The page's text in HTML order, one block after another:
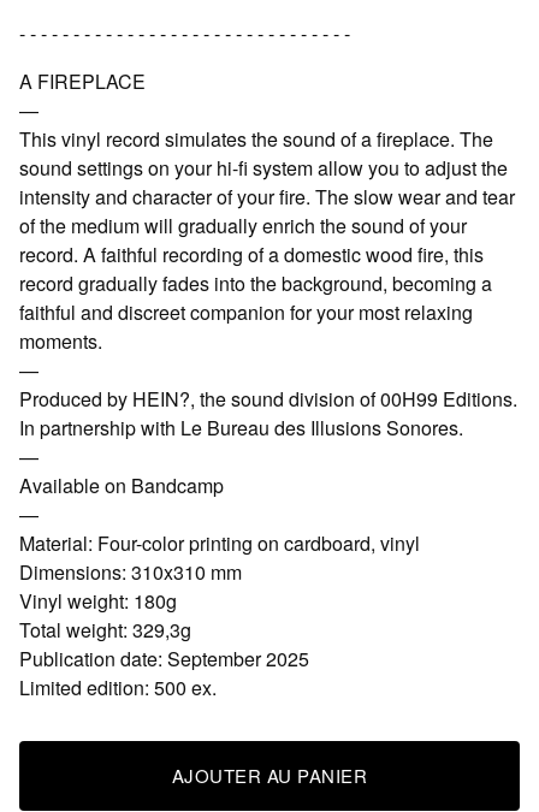
- - - - - - - - - - - - - - - - - - - - - - - - - - - - - - -
A FIREPLACE
—
This vinyl record simulates the sound of a fireplace. The
sound settings on your hi-fi system allow you to adjust the
intensity and character of your fire. The slow wear and tear
of the medium will gradually enrich the sound of your
record. A faithful recording of a domestic wood fire, this
record gradually fades into the background, becoming a
faithful and discreet companion for your most relaxing
moments.
—
Produced by HEIN?, the sound division of 00H99 Editions.
In partnership with Le Bureau des Illusions Sonores.
—
Available on Bandcamp
—
Material: Four-color printing on cardboard, vinyl
Dimensions: 310x310 mm
Vinyl weight: 180g
Total weight: 329,3g
Publication date: September 2025
Limited edition: 500 ex.
AJOUTER AU PANIER